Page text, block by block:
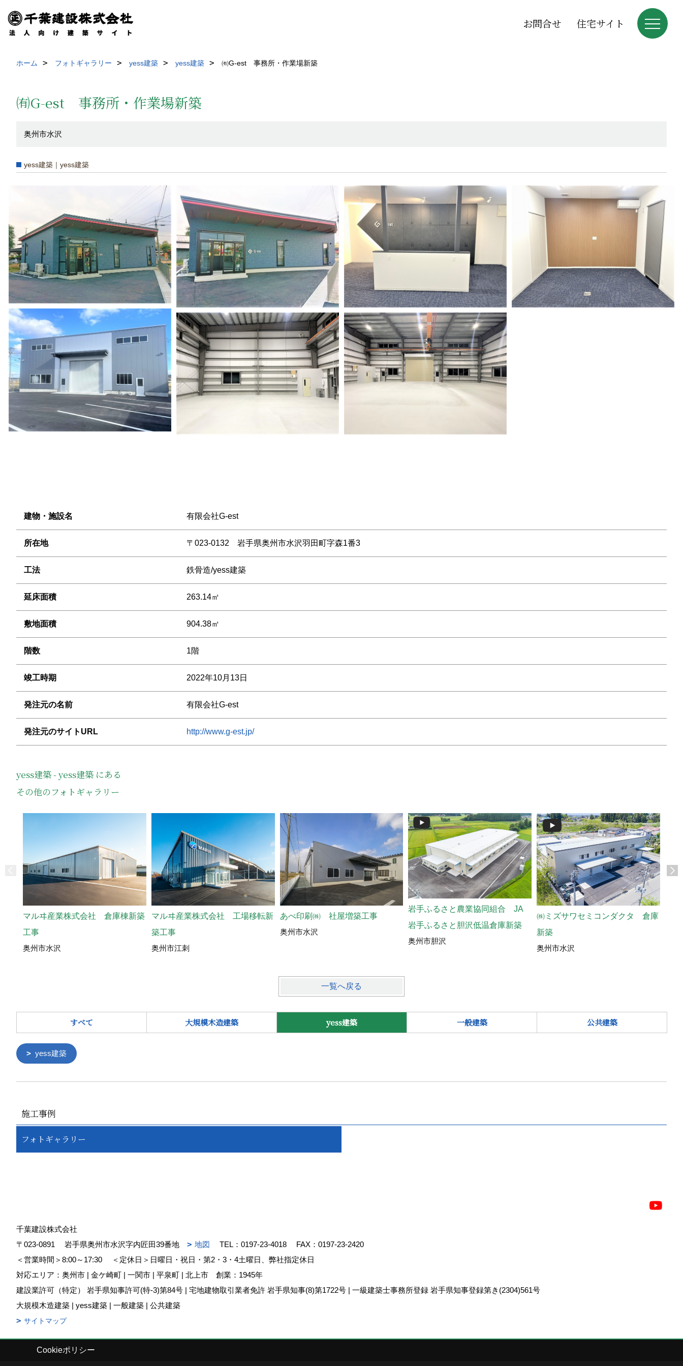
お問合せ 住宅サイト
ホーム フォトギャラリー yess建築 yess建築 ㈲G-est 事務所・作業場新築
㈲G-est 事務所・作業場新築
奥州市水沢
yess建築｜yess建築
建物・施設名 有限会社G-est
所在地 〒023-0132 岩手県奥州市水沢羽田町字森1番3
工法 鉄骨造/yess建築
延床面積 263.14㎡
敷地面積 904.38㎡
階数 1階
竣工時期 2022年10月13日
発注元の名前 有限会社G-est
発注元のサイトURL http://www.g-est.jp/
yess建築 - yess建築 にある
その他のフォトギャラリー
マルヰ産業株式会社 倉庫棟新築
工事
奥州市水沢
マルヰ産業株式会社 工場移転新
築工事
奥州市江刺
あべ印刷㈱ 社屋増築工事
奥州市水沢
岩手ふるさと農業協同組合 JA
岩手ふるさと胆沢低温倉庫新築
奥州市胆沢
㈱ミズサワセミコンダクタ 倉庫
新築
奥州市水沢
一覧へ戻る
すべて 大規模木造建築 yess建築 一般建築 公共建築
yess建築
施工事例
フォトギャラリー
千葉建設株式会社
〒023-0891
岩手県奥州市水沢字内匠田39番地 地図 TEL： 0197-23-4018
FAX：0197-23-2420
＜営業時間＞8:00～17:30
＜定休日＞日曜日・祝日・第2・3・4土曜日、弊社指定休日
対応エリア：奥州市 | 金ケ崎町 | 一関市 | 平泉町 | 北上市
創業：1945年
建設業許可（特定） 岩手県知事許可(特-3)第84号 | 宅地建物取引業者免許 岩手県知事(8)第1722号 | 一級建築士事務所登録 岩手県知事登録第き(2304)561号
大規模木造建築 | yess建築 | 一般建築 | 公共建築
サイトマップ
Copyright (c) chibakensetsu. All Rights Reserved.
Cookieポリシー